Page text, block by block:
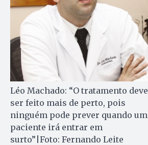
Léo Machado: “O tratamento deve
ser feito mais de perto, pois
ninguém pode prever quando um
paciente irá entrar em
surto”|Foto: Fernando Leite